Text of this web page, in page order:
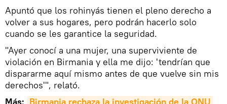
Apuntó que los rohinyás tienen el pleno derecho a
volver a sus hogares, pero podrán hacerlo solo
cuando se les garantice la seguridad.
"Ayer conocí a una mujer, una superviviente de
violación en Birmania y ella me dijo: 'tendrían que
dispararme aquí mismo antes de que vuelve sin mis
derechos'", relató.
Más: Birmania rechaza la investigación de la ONU